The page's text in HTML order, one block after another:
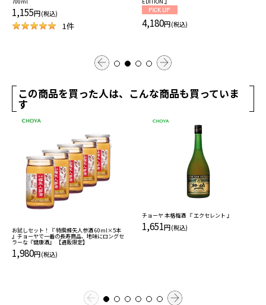
1,155円(税込)
1件 4,180円(税込)
この商品を買った人は、こんな商品も買っていま
す
お試しセット！『 特撰蝶矢人参酒 60ml×5本
』チョーヤで一番の長寿商品、地味にロングセ
ラーな『健康酒』 【通販限定】
1,980円(税込)
チョーヤ 本格梅酒 『 エクセレント 』
1,651円(税込)